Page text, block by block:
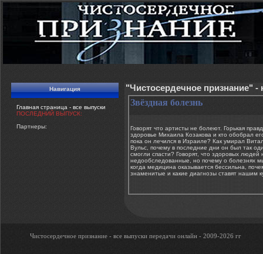
Навигация
Главная страница - все выпуски
ПОСЛЕДНИЙ ВЫПУСК:
Партнеры:
"Чистосердечное признание"
Звёздная болезнь
Говорят что артисты не болеют. Горькая
здоровье Михаила Козакова и кто обобрал
пока он лечился в Израиле? Как умирал
Вульс, почему в последние дни он был так
смогли спасти? Говорят, что здоровых людей
недообследованные, но почему о болезнях
когда медицина оказывается бессильна,
знаменитые и какие диагнозы ставят нашим
Чистосердечное признание - все выпуски передачи онлайн - 2009-2026 гг